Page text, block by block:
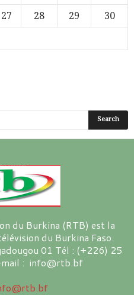
27 28 29
30
du Burkina (RTB) est la
du Burkina Faso.
01 Tél : (+226) 25
: info@rtb.bf